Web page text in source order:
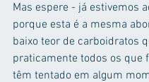
Mas espere - já estivemos
porque esta é a mesma
baixo teor de carboidratos
praticamente todos os que
têm tentado em algum